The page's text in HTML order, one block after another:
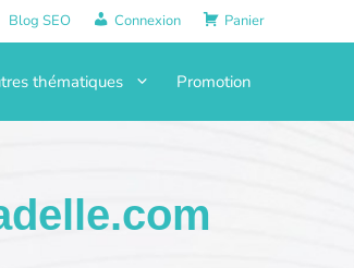
Blog SEO Connexion Panier
thématiques Promotion